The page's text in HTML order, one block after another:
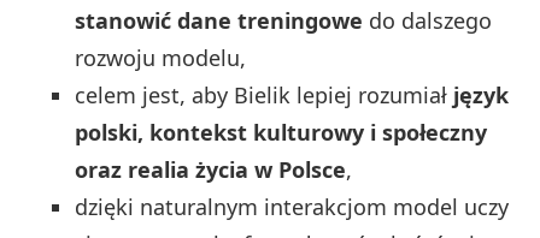
stanowić dane treningowe do dalszego
rozwoju modelu,
celem jest, aby Bielik lepiej rozumiał język
polski, kontekst kulturowy i społeczny
oraz realia życia w Polsce,
dzięki naturalnym interakcjom model uczy